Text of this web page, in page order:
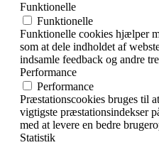
Funktionelle
Funktionelle
Funktionelle cookies hjælper
som at dele indholdet af
indsamle feedback og andre
Performance
Performance
Præstationscookies bruges til
vigtigste præstationsindekser
med at levere en bedre
Statistik